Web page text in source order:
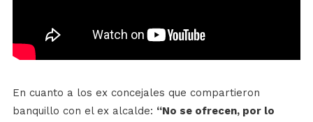
En cuanto a los ex concejales que compartieron
banquillo con el ex alcalde: “No se ofrecen, por lo